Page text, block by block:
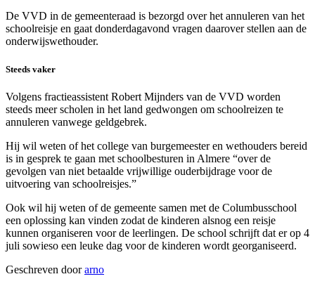
De VVD in de gemeenteraad is bezorgd over het annuleren van het
schoolreisje en gaat donderdagavond vragen daarover stellen aan de
onderwijswethouder.
Steeds vaker
Volgens fractieassistent Robert Mijnders van de VVD worden
steeds meer scholen in het land gedwongen om schoolreizen te
annuleren vanwege geldgebrek.
Hij wil weten of het college van burgemeester en wethouders bereid
is in gesprek te gaan met schoolbesturen in Almere “over de
gevolgen van niet betaalde vrijwillige ouderbijdrage voor de
uitvoering van schoolreisjes.”
Ook wil hij weten of de gemeente samen met de Columbusschool
een oplossing kan vinden zodat de kinderen alsnog een reisje
kunnen organiseren voor de leerlingen. De school schrijft dat er op 4
juli sowieso een leuke dag voor de kinderen wordt georganiseerd.
Geschreven doorarno